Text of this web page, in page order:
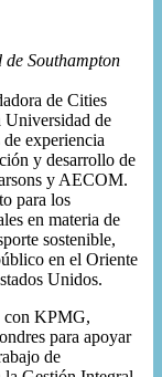
Southampton
de Cities
de
experiencia
y desarrollo de
y AECOM.
para los
en materia de
sostenible,
en el Oriente
Unidos.
con KPMG,
para apoyar
de